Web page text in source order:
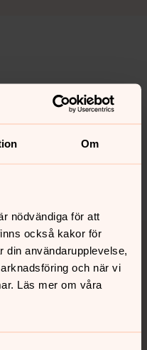
Om
nödvändiga för att
också kakor för
din användarupplevelse,
och när vi
Läs mer om våra
på sidans